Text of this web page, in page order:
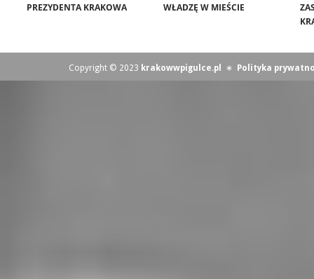
PREZYDENTA KRAKOWA
WŁADZĘ W MIEŚCIE
Copyright © 2023 krakowwpigulce.pl ∗ Polityka